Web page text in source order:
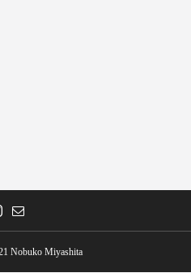
Nobuko Miyashita